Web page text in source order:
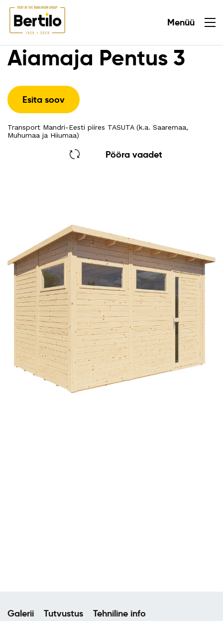
Menüü
Aiamaja Pentus 3
Esita soov
Transport Mandri-Eesti piires TASUTA (k.a. Saaremaa,
Muhumaa ja Hiiumaa)
Pööra vaadet
Galerii Tutvustus Tehniline info